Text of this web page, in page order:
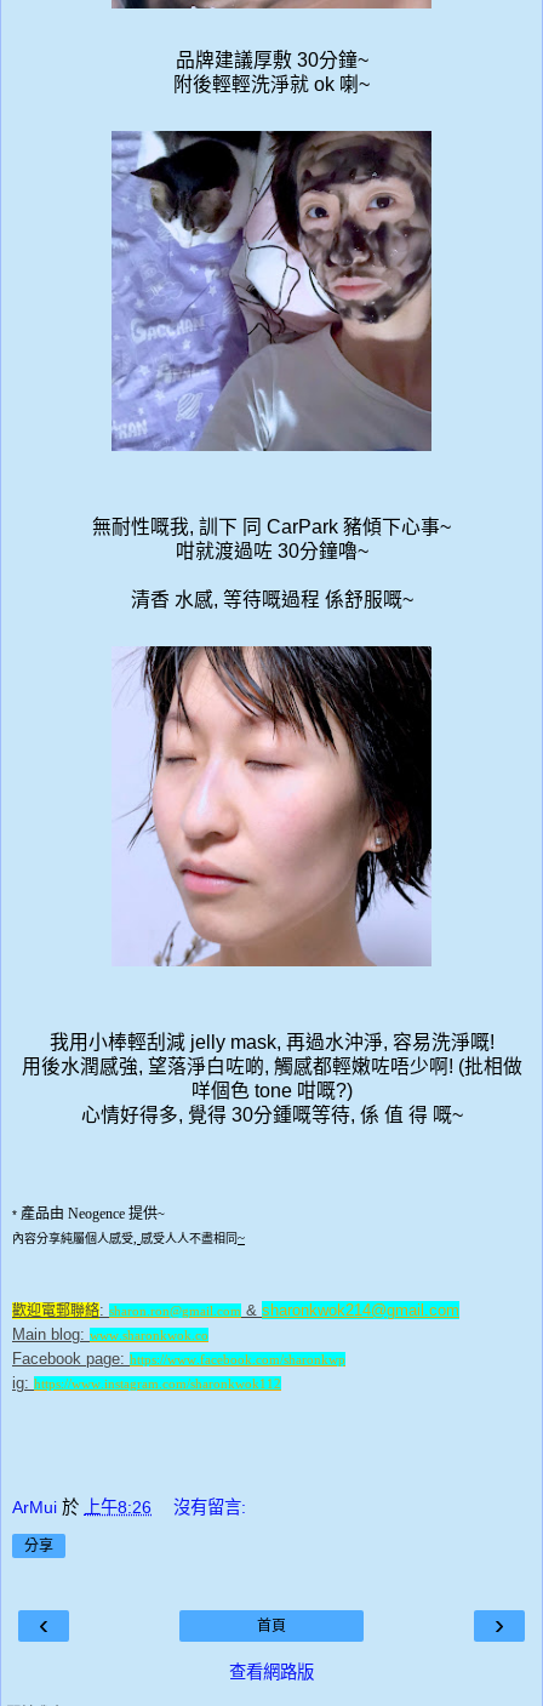
品牌建議厚敷 30分鐘~
附後輕輕洗淨就 ok 喇~
無耐性嘅我, 訓下 同 CarPark 豬傾下心事~
咁就渡過咗 30分鐘嚕~
清香 水感, 等待嘅過程 係舒服嘅~
我用小棒輕刮減 jelly mask, 再過水沖淨, 容易洗淨嘅!
用後水潤感強, 望落淨白咗啲, 觸感都輕嫩咗唔少啊! (批相做
咩個色 tone 咁嘅?)
心情好得多, 覺得 30分鍾嘅等待, 係 值 得 嘅~
* 產品由 Neogence 提供~
內容分享純屬個人感受 感受人人不盡相同~
歡迎電郵聯絡: sharon.ron@gmail.com & sharonkwok214@gmail.com
Main blog: www.sharonkwok.co
Facebook page: https://www.facebook.com/sharonkwp
ig: https://www.instagram.com/sharonkwok112
ArMui 於 上午8:26 沒有留言:
分享
‹ ›
首頁
查看網路版